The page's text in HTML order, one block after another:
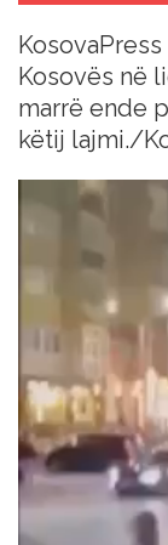
Kosovës në
marrë ende
këtij lajmi./